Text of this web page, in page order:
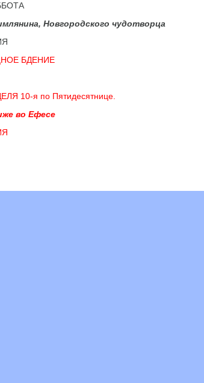
Новгородского чудотворца
БДЕНИЕ
10-я по Пятидесятнице.
во Ефесе